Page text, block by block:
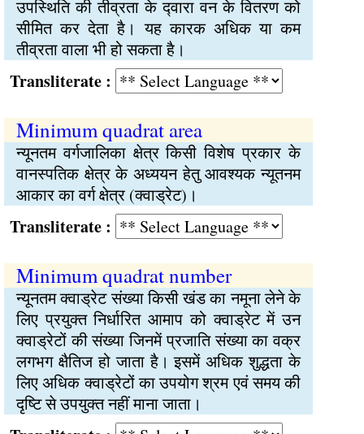
उपस्थिति की तीव्रता के द्‍वारा वन के वितरण को
सीमित कर देता है। यह कारक अधिक या कम
तीव्रता वाला भी हो सकता है।
:
Minimum quadrat area
न्यूनतम वर्गजालिका क्षेत्र किसी विशेष प्रकार के
वानस्पतिक क्षेत्र के अध्ययन हेतु आवश्यक न्यूतनम
आकार का वर्ग क्षेत्र (क्‍वाड्रेट)।
:
Minimum quadrat number
न्यूनतम क्‍वाड्रेट संख्या किसी खंड का नमूना लेने के
लिए प्रयुक्‍त निर्धारित आमाप को क्‍वाड्रेट में उन
क्‍वाड्रेटों की संख्या जिनमें प्रजाति संख्या का वक्र
लगभग क्षैतिज हो जाता है। इसमें अधिक शुद्धता के
लिए अधिक क्‍वाड्रेटों का उपयोग श्रम एवं समय की
दृष्‍टि से उपयुक्‍त नहीं माना जाता।